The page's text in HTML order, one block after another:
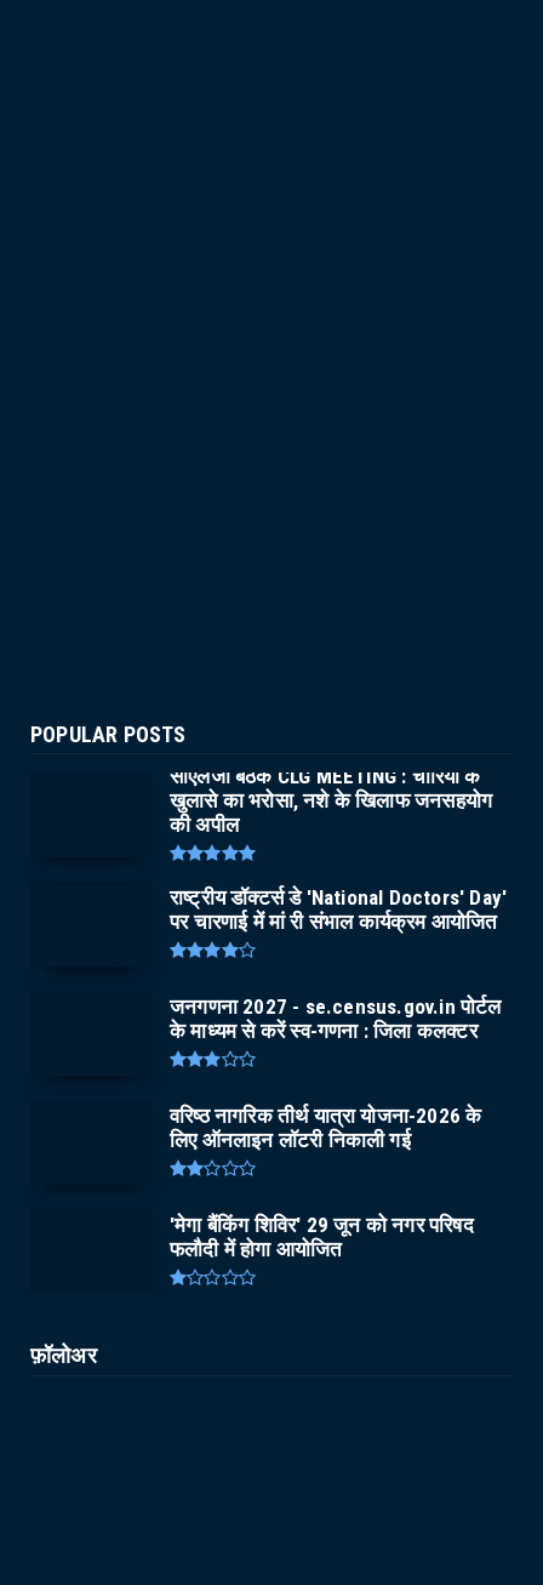
POPULAR POSTS
सीएलजी बैठक CLG MEETING : चोरियों के
खुलासे का भरोसा, नशे के खिलाफ जनसहयोग
की अपील
राष्ट्रीय डॉक्टर्स डे 'National Doctors' Day'
पर चारणाई में मां री संभाल कार्यक्रम आयोजित
जनगणना 2027 - se.census.gov.in पोर्टल
के माध्यम से करें स्व-गणना : जिला कलक्टर
वरिष्ठ नागरिक तीर्थ यात्रा योजना-2026 के
लिए ऑनलाइन लॉटरी निकाली गई
'मेगा बैंकिंग शिविर' 29 जून को नगर परिषद
फलौदी में होगा आयोजित
फ़ॉलोअर